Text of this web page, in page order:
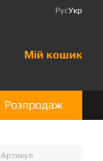
РусУкр
Мій кошик
Розпродаж
Артикул